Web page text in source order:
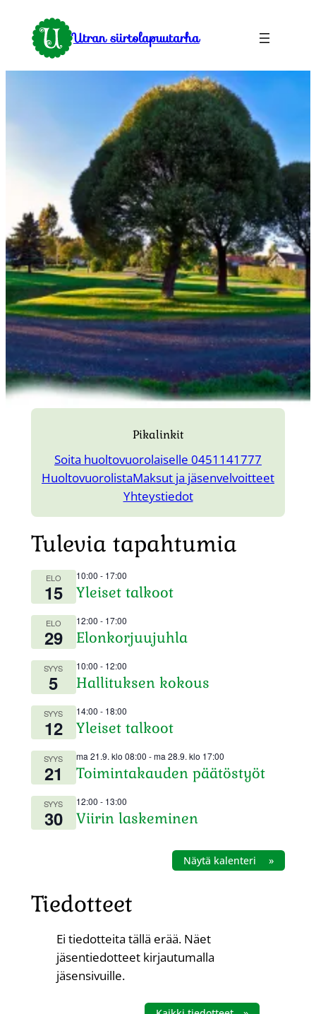
sisältöön
Utran siirtolapuutarha
Pikalinkit
Soita huoltovuorolaiselle 0451141777
HuoltovuorolistaMaksut ja jäsenvelvoitteet
Yhteystiedot
Tulevia tapahtumia
ELO
15
10:00 - 17:00
Yleiset talkoot
ELO
29
12:00 - 17:00
Elonkorjuujuhla
SYYS
5
10:00 - 12:00
Hallituksen kokous
SYYS
12
14:00 - 18:00
Yleiset talkoot
SYYS
21
ma 21.9. klo 08:00 -ma 28.9. klo 17:00
Toimintakauden päätöstyöt
SYYS
30
12:00 - 13:00
Viirin laskeminen
Näytä kalenteri
Tiedotteet
Ei tiedotteita tällä erää. Näet
jäsentiedotteet kirjautumalla
jäsensivuille.